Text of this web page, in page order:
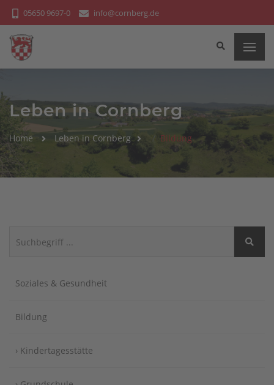
Bitte
beachten
Sie:
Diese
Website
ein
Barrierefreiheitssystem.
05650 9697-0 info@cornberg.de
Leben in Cornberg
Home Leben in Cornberg Bildung
Soziales & Gesundheit
Bildung
› Kindertagesstätte